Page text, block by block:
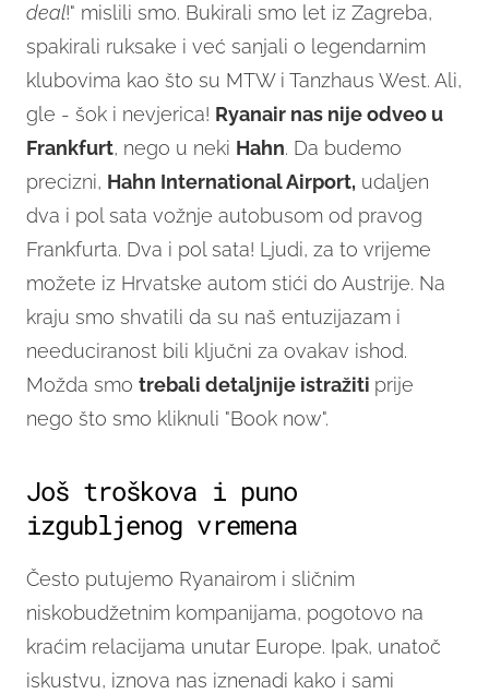
deal!" mislili smo. Bukirali smo let iz Zagreba,
spakirali ruksake i već sanjali o legendarnim
klubovima kao što su MTW i Tanzhaus West. Ali,
gle - šok i nevjerica! Ryanair nas nije odveo u
Frankfurt, nego u neki Hahn. Da budemo
precizni, Hahn International Airport, udaljen
dva i pol sata vožnje autobusom od pravog
Frankfurta. Dva i pol sata! Ljudi, za to vrijeme
možete iz Hrvatske autom stići do Austrije. Na
kraju smo shvatili da su naš entuzijazam i
needuciranost bili ključni za ovakav ishod.
Možda smo trebali detaljnije istražiti prije
nego što smo kliknuli "Book now".
Još troškova i puno
izgubljenog vremena
Često putujemo Ryanairom i sličnim
niskobudžetnim kompanijama, pogotovo na
kraćim relacijama unutar Europe. Ipak, unatoč
iskustvu, iznova nas iznenadi kako i sami